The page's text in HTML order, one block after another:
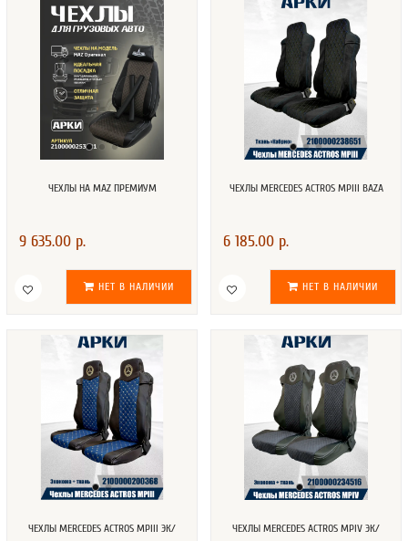
ЧЕХЛЫ НА MAZ ПРЕМИУМ
9 635.00 р.
НЕТ В НАЛИЧИИ
ЧЕХЛЫ MERCEDES ACTROS MPIII BAZA
6 185.00 р.
НЕТ В НАЛИЧИИ
ЧЕХЛЫ MERCEDES ACTROS MPIII ЭК/
ЧЕХЛЫ MERCEDES ACTROS MPIV ЭК/